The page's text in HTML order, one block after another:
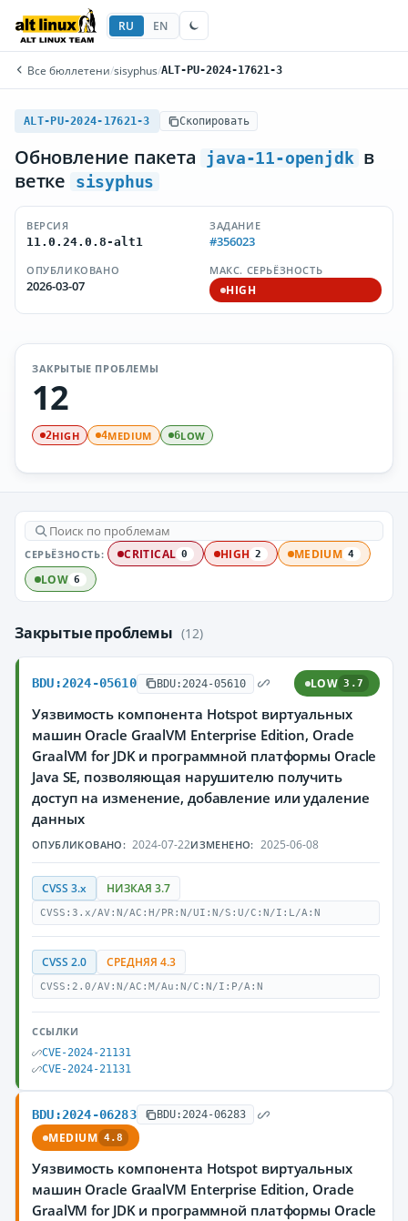
RU EN
Все бюллетени/sisyphus/ALT-PU-2024-17621-3
ALT-PU-2024-17621-3 Скопировать
Обновление пакета java-11-openjdk в
ветке
sisyphus
ВЕРСИЯ
11.0.24.0.8-alt1
ЗАДАНИЕ
#356023
ОПУБЛИКОВАНО
2026-03-07
МАКС. СЕРЬЁЗНОСТЬ
HIGH
ЗАКРЫТЫЕ ПРОБЛЕМЫ
12
2HIGH 4MEDIUM 6LOW
СЕРЬЁЗНОСТЬ: CRITICAL 0 HIGH 2 MEDIUM 4
LOW 6
Закрытые проблемы (12)
BDU:2024-05610 BDU:2024-05610 LOW 3.7
Уязвимость компонента Hotspot виртуальных
машин Oracle GraalVM Enterprise Edition, Oracle
GraalVM for JDK и программной платформы Oracle
Java SE, позволяющая нарушителю получить
доступ на изменение, добавление или удаление
данных
ОПУБЛИКОВАНО: 2024-07-22ИЗМЕНЕНО: 2025-06-08
CVSS 3.x НИЗКАЯ 3.7
CVSS:3.x/AV:N/AC:H/PR:N/UI:N/S:U/C:N/I:L/A:N
CVSS 2.0 СРЕДНЯЯ 4.3
CVSS:2.0/AV:N/AC:M/Au:N/C:N/I:P/A:N
ССЫЛКИ
CVE-2024-21131
CVE-2024-21131
BDU:2024-06283 BDU:2024-06283
MEDIUM 4.8
Уязвимость компонента Hotspot виртуальных
машин Oracle GraalVM Enterprise Edition, Oracle
GraalVM for JDK и программной платформы Oracle